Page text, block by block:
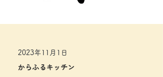
2023年11月1日
からふるキッチン